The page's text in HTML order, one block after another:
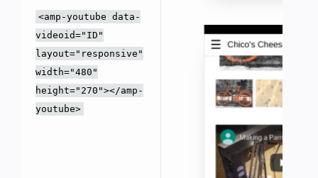
<amp-youtube data-
videoid="ID"
layout="responsive"
width="480"
height="270"></amp-
youtube>